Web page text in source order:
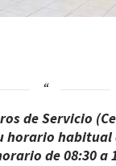
de Servicio
horario habitual
de 08:30 a